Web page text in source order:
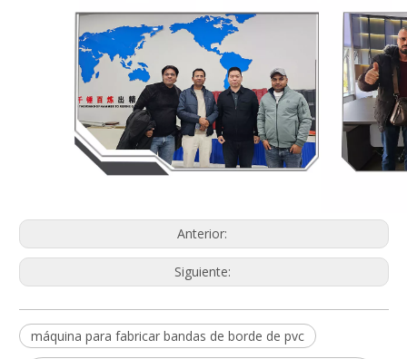
Anterior:
Siguiente:
máquina para fabricar bandas de borde de pvc